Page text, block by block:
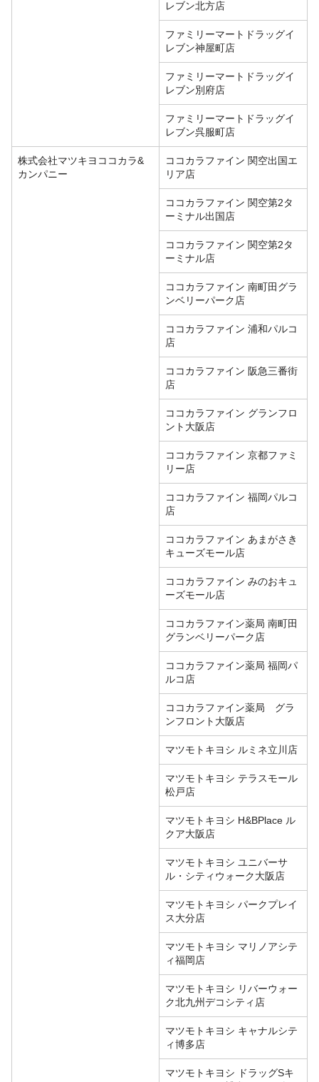
レブン北方店
ファミリーマートドラッグイ
レブン神屋町店
ファミリーマートドラッグイ
レブン別府店
ファミリーマートドラッグイ
レブン呉服町店
株式会社マツキヨココカラ&
カンパニー
ココカラファイン 関空出国エ
リア店
ココカラファイン 関空第2タ
ーミナル出国店
ココカラファイン 関空第2タ
ーミナル店
ココカラファイン 南町田グラ
ンベリーパーク店
ココカラファイン 浦和パルコ
店
ココカラファイン 阪急三番街
店
ココカラファイン グランフロ
ント大阪店
ココカラファイン 京都ファミ
リー店
ココカラファイン 福岡パルコ
店
ココカラファイン あまがさき
キューズモール店
ココカラファイン みのおキュ
ーズモール店
ココカラファイン薬局 南町田
グランベリーパーク店
ココカラファイン薬局 福岡パ
ルコ店
ココカラファイン薬局 グラ
ンフロント大阪店
マツモトキヨシ ルミネ立川店
マツモトキヨシ テラスモール
松戸店
マツモトキヨシ H&BPlace ル
クア大阪店
マツモトキヨシ ユニバーサ
ル・シティウォーク大阪店
マツモトキヨシ パークプレイ
ス大分店
マツモトキヨシ マリノアシテ
ィ福岡店
マツモトキヨシ リバーウォー
ク北九州デコシティ店
マツモトキヨシ キャナルシテ
ィ博多店
マツモトキヨシ ドラッグSキ